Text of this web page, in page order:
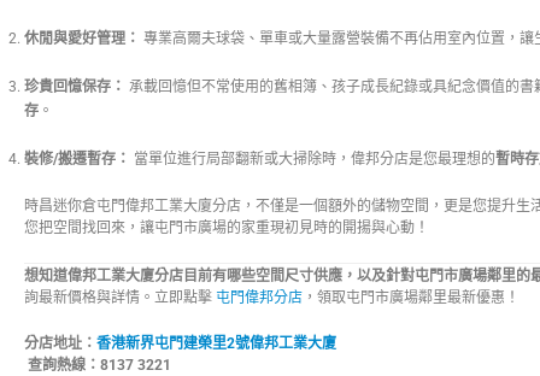
休閒與愛好管理： 專業高爾夫球袋、單車或大量露營裝備不再佔用室內位置，
珍貴回憶保存： 承載回憶但不常使用的舊相簿、孩子成長紀錄或具紀念價值的
存 。
裝修/搬遷暫存： 當單位進行局部翻新或大掃除時，偉邦分店是您最理想的暫時
時昌迷你倉屯門偉邦工業大廈分店，不僅是一個額外的儲物空間，更是您提升生
您把空間找回來，讓屯門市廣場的家重現初見時的開揚與心動！
想知道偉邦工業大廈分店目前有哪些空間尺寸供應，以及針對屯門市廣場鄰里的
詢最新價格與詳情。立即點擊 屯門偉邦分店 ，領取屯門市廣場鄰里最新優惠！
分店地址： 香港新界屯門建榮里2號偉邦工業大廈
查詢熱線：8137 3221 搬